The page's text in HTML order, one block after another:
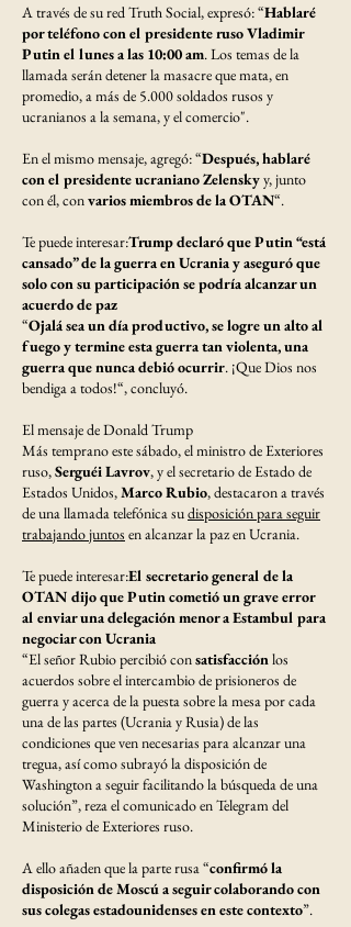
A través de su red Truth Social, expresó: “Hablaré
por teléfono con el presidente ruso Vladimir
Putin el lunes a las 10:00 am. Los temas de la
llamada serán detener la masacre que mata, en
promedio, a más de 5.000 soldados rusos y
ucranianos a la semana, y el comercio".
En el mismo mensaje, agregó: “Después, hablaré
con el presidente ucraniano Zelenskyy, junto
con él, convarios miembros de la OTAN“.
Te puede interesar:Trump declaró que Putin “está
cansado” de la guerra en Ucrania y aseguró que
solo con su participación se podría alcanzar un
acuerdo de paz
“Ojalá sea un día productivo, se logre un alto al
fuego y termine esta guerra tan violenta, una
guerra que nunca debió ocurrir. ¡Que Dios nos
bendiga a todos!“, concluyó.
El mensaje de Donald Trump
Más temprano este sábado, el ministro de Exteriores
ruso,Serguéi Lavrov, y el secretario de Estado de
Estados Unidos,Marco Rubio, destacaron a través
de una llamada telefónica sudisposición para seguir
trabajando juntos en alcanzar la paz en Ucrania.
Te puede interesar:El secretario general de la
OTAN dijo que Putin cometió un grave error
al enviar una delegación menor a Estambul para
negociar con Ucrania
“El señor Rubio percibió consatisfacciónlos
acuerdos sobre el intercambio de prisioneros de
guerra y acerca de la puesta sobre la mesa por cada
una de las partes (Ucrania y Rusia) de las
condiciones que ven necesarias para alcanzar una
tregua, así como subrayó la disposición de
Washington a seguir facilitando la búsqueda de una
solución”, reza el comunicado en Telegram del
Ministerio de Exteriores ruso.
A ello añaden que la parte rusa “confirmó la
disposición de Moscú a seguir colaborando con
sus colegas estadounidenses en este contexto”.